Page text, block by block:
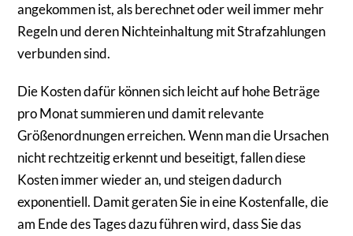
angekommen ist, als berechnet oder weil immer mehr
Regeln und deren Nichteinhaltung mit Strafzahlungen
verbunden sind.
Die Kosten dafür können sich leicht auf hohe Beträge
pro Monat summieren und damit relevante
Größenordnungen erreichen. Wenn man die Ursachen
nicht rechtzeitig erkennt und beseitigt, fallen diese
Kosten immer wieder an, und steigen dadurch
exponentiell. Damit geraten Sie in eine Kostenfalle, die
am Ende des Tages dazu führen wird, dass Sie das